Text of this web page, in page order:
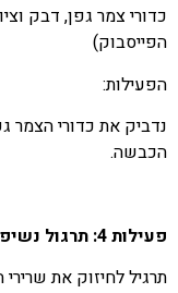
כדורי צמר גפן, דבק
הפייסבוק)
הפעילות:
נדביק את כדורי
הכבשה.
פעילות 4: תרגול נשיפה
תרגיל לחיזוק את